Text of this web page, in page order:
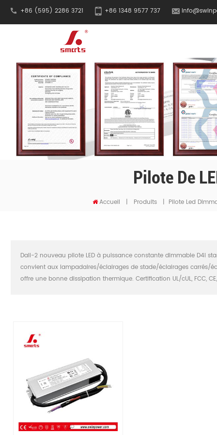
+86 (595) 2286 3721 +86 1348 9577 737
Pilote De
Accueil | Produits | Pilote Led
Dali-2 nouveau pilote LED à puissance constante dimmable D4I
convient aux lampadaires/éclairages de stade/éclairages carrés/
offre une bonne dissipation thermique. Certification UL/cUL, FCC, CE,